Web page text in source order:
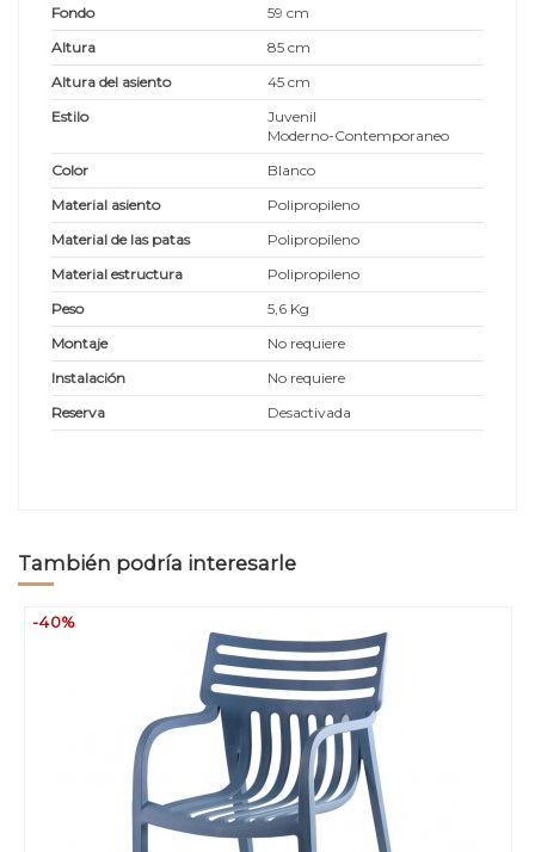
Fondo
59 cm
Altura
85 cm
Altura del asiento
45 cm
Estilo
Juvenil
Moderno-Contemporaneo
Color
Blanco
Material asiento
Polipropileno
Material de las patas
Polipropileno
Material estructura
Polipropileno
Peso
5,6 Kg
Montaje
No requiere
Instalación
No requiere
Reserva
Desactivada
También podría interesarle
-40%